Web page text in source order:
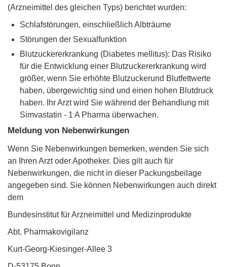
(Arzneimittel des gleichen Typs) berichtet wurden:
Schlafstörungen, einschließlich Albträume
Störungen der Sexualfunktion
Blutzuckererkrankung (Diabetes mellitus): Das Risiko
für die Entwicklung einer Blutzuckererkrankung wird
größer, wenn Sie erhöhte Blutzuckerund Blutfettwerte
haben, übergewichtig sind und einen hohen Blutdruck
haben. Ihr Arzt wird Sie während der Behandlung mit
Simvastatin - 1 A Pharma überwachen.
Meldung von Nebenwirkungen
Wenn Sie Nebenwirkungen bemerken, wenden Sie sich
an Ihren Arzt oder Apotheker. Dies gilt auch für
Nebenwirkungen, die nicht in dieser Packungsbeilage
angegeben sind. Sie können Nebenwirkungen auch direkt
dem
Bundesinstitut für Arzneimittel und Medizinprodukte
Abt. Pharmakovigilanz
Kurt-Georg-Kiesinger-Allee 3